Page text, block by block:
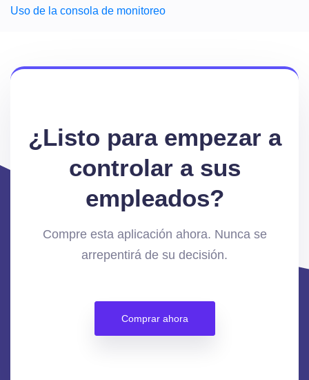
Uso de la consola de monitoreo
¿Listo para empezar a
controlar a sus
empleados?
Compre esta aplicación ahora. Nunca se
arrepentirá de su decisión.
Comprar ahora